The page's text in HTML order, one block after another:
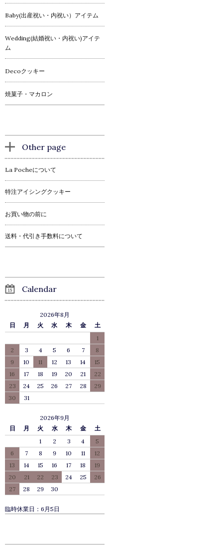
Baby(出産祝い・内祝い）アイテム
Wedding(結婚祝い・内祝い)アイテ
ム
Decoクッキー
焼菓子・マカロン
Other page
La Pocheについて
特注アイシングクッキー
お買い物の前に
送料・代引き手数料について
Calendar
2026年8月
日
月 火 水 木 金
土
1
2
3 4 5 6 7
8
9
10 11 12 13 14
15
16
17 18 19 20 21
22
23
24 25 26 27 28
29
30
31
2026年9月
日
月 火 水 木 金
土
1
2 3 4
5
6
7 8 9 10 11
12
13
14 15 16 17 18
19
20
21 22 23 24 25
26
27
28 29 30
臨時休業日：6月5日